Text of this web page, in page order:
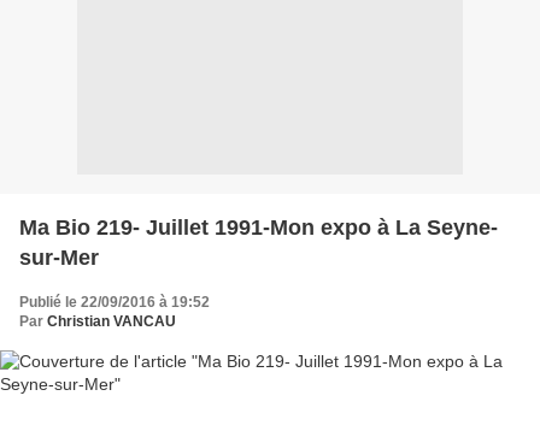
Ma Bio 219- Juillet 1991-Mon expo à La Seyne-
sur-Mer
Publié le 22/09/2016 à 19:52
Par Christian VANCAU